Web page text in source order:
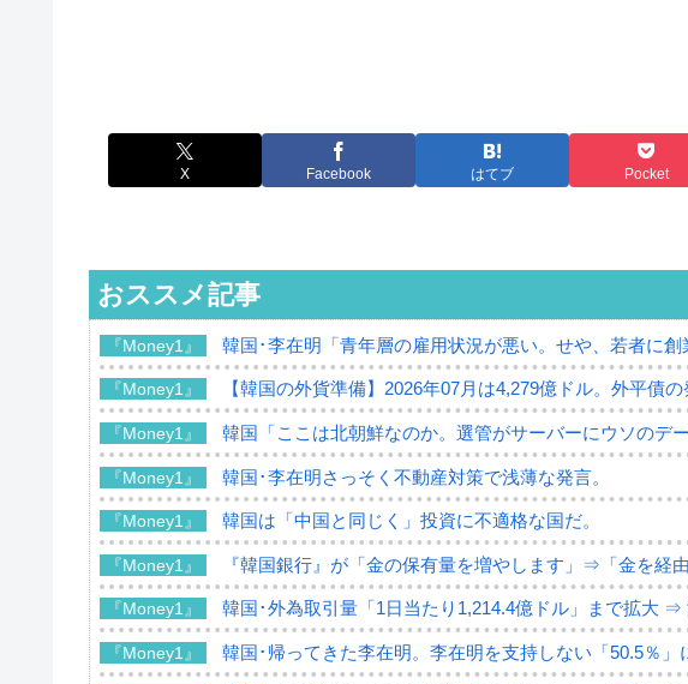
X Facebook はてブ Pocket
おススメ記事
『Money1』 韓国･李在明「青年層の雇用状況が悪い。せや、若者に
『Money1』 【韓国の外貨準備】2026年07月は4,279億ドル。外平債の
『Money1』 韓国「ここは北朝鮮なのか。選管がサーバーにウソのデ
『Money1』 韓国･李在明さっそく不動産対策で浅薄な発言。
『Money1』 韓国は「中国と同じく」投資に不適格な国だ。
『Money1』 『韓国銀行』が「金の保有量を増やします」⇒「金を経
『Money1』 韓国･外為取引量「1日当たり1,214.4億ドル」まで拡大
『Money1』 韓国･帰ってきた李在明。李在明を支持しない「50.5％」